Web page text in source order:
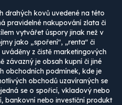
drahých kovů uvedené na této
pravidelné nakupování zlata či
vytvářet úspory jinak než v
jako „spoření", „renta" či
z čistě marketingových
závazný je obsah kupní či jiné
obchodních podmínek, kde je
obchodů uzavíraných se
se o spořicí, vkladový nebo
bankovní nebo investiční produkt